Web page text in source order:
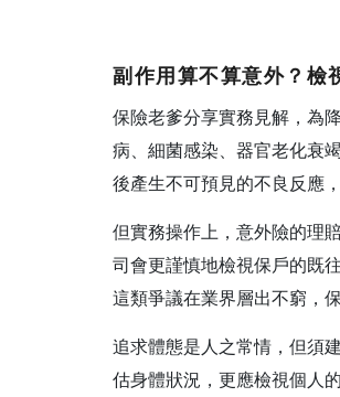
副作用算不算意外？檢
保險老爹分享實務見解，為
病、細菌感染、器官老化衰
後產生不可預見的不良反應
但實務操作上，意外險的理
司會更謹慎地檢視保戶的既
這類爭議在業界層出不窮，
追求體態是人之常情，但須
估身體狀況，更應檢視個人